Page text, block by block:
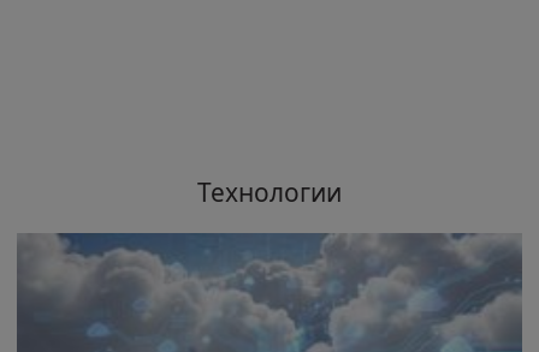
Технологии